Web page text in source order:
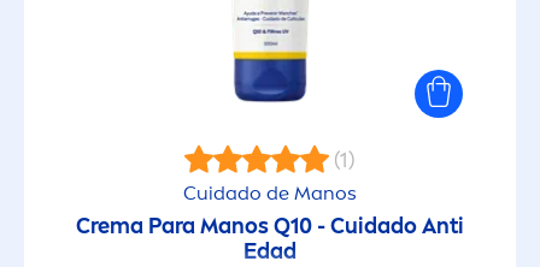
Cuidado Antitranspirante
Cuidado Intensivo
(1)
Cuidado de Manos
Crema Para Manos Q10 - Cuidado Anti
Edad